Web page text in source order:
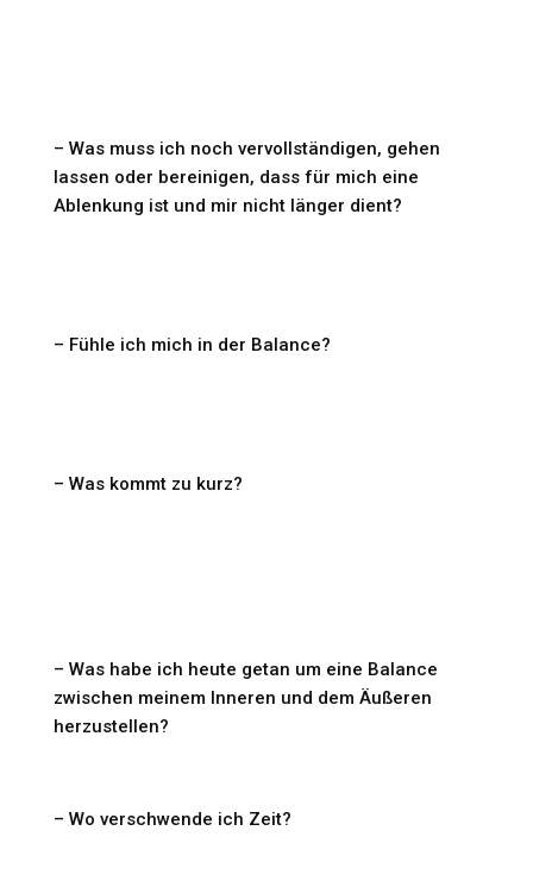
– Was muss ich noch vervollständigen, gehen
lassen oder bereinigen, dass für mich eine
Ablenkung ist und mir nicht länger dient?
– Fühle ich mich in der Balance?
– Was kommt zu kurz?
– Was habe ich heute getan um eine Balance
zwischen meinem Inneren und dem Äußeren
herzustellen?
– Wo verschwende ich Zeit?